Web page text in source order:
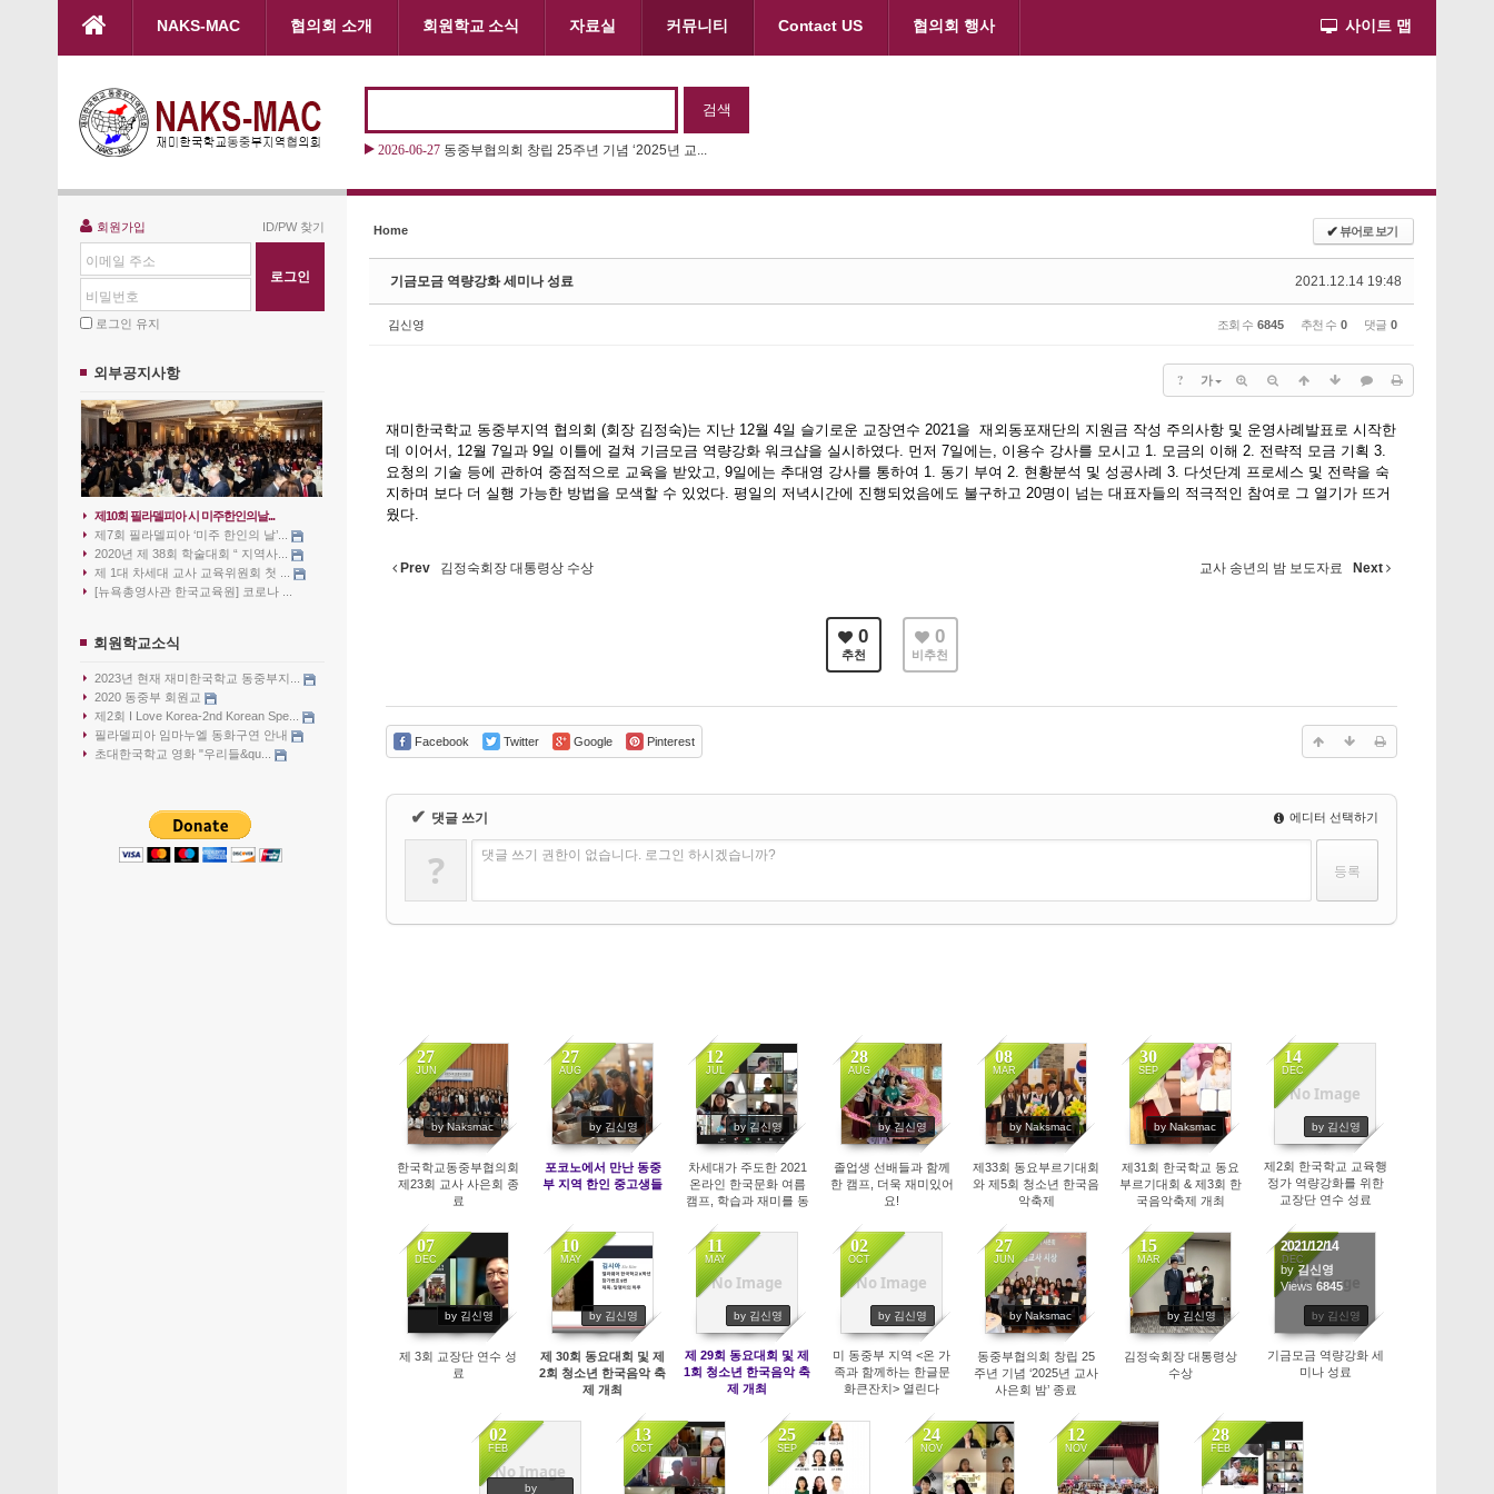
본문으로 바로가기
NAKS-MAC 협의회 소개 회원학교 소식 자료실 커뮤니티 Contact US 협의회 행사 사이트 맵
2026-06-27 동중부협의회 창립 25주년 기념 ‘2025년 교...
회원가입 ID/PW 찾기
이메일 주소
비밀번호
로그인 유지
외부공지사항
제10회 필라델피아 시 미주한인의날...
제7회 필라델피아 ‘미주 한인의 날’...
2020년 제 38회 학술대회 “ 지역사...
제 1대 차세대 교사 교육위원회 첫 ...
[뉴욕총영사관 한국교육원] 코로나 ...
회원학교소식
2023년 현재 재미한국학교 동중부지...
2020 동중부 회원교
제2회 I Love Korea-2nd Korean Spe...
필라델피아 임마누엘 동화구연 안내
초대한국학교 영화 "우리들&qu...
Home ✔뷰어로 보기
2021.12.14 19:48
기금모금 역량강화 세미나 성료
김신영 조회 수 6845 추천 수 0 댓글 0
? 가
재미한국학교 동중부지역 협의회 (회장 김정숙)는 지난 12월 4일 슬기로운 교장연수 2021을 재외동포재단의 지원금 작성 주의사항 및 운영사례발표로 시작한
데 이어서, 12월 7일과 9일 이틀에 걸쳐 기금모금 역량강화 워크샵을 실시하였다. 먼저 7일에는, 이용수 강사를 모시고 1. 모금의 이해 2. 전략적 모금 기획 3.
요청의 기술 등에 관하여 중점적으로 교육을 받았고, 9일에는 추대영 강사를 통하여 1. 동기 부여 2. 현황분석 및 성공사례 3. 다섯단계 프로세스 및 전략을 숙
지하며 보다 더 실행 가능한 방법을 모색할 수 있었다. 평일의 저녁시간에 진행되었음에도 불구하고 20명이 넘는 대표자들의 적극적인 참여로 그 열기가 뜨거
웠다.
Prev 김정숙회장 대통령상 수상 교사 송년의 밤 보도자료 Next
0
추천
0
비추천
Facebook Twitter Google Pinterest
✔ 댓글 쓰기 에디터 선택하기
? 댓글 쓰기 권한이 없습니다. 로그인 하시겠습니까?
27
JUN
by Naksmac
264
한국학교동중부협의회
제23회 교사 사은회 종
료
27
AUG
by 김신영
8257
포코노에서 만난 동중
부 지역 한인 중고생들
12
JUL
by 김신영
7394
차세대가 주도한 2021
온라인 한국문화 여름
캠프, 학습과 재미를 동
28
AUG
by 김신영
6889
졸업생 선배들과 함께
한 캠프, 더욱 재미있어
요!
08
MAR
by Naksmac
9774
제33회 동요부르기대회
와 제5회 청소년 한국음
악축제
30
SEP
by Naksmac
8465
제31회 한국학교 동요
부르기대회 & 제3회 한
국음악축제 개최
No Image
14
DEC
by 김신영
2255
제2회 한국학교 교육행
정가 역량강화를 위한
교장단 연수 성료
07
DEC
by 김신영
6712
제 3회 교장단 연수 성
료
10
MAY
by 김신영
7221
제 30회 동요대회 및 제
2회 청소년 한국음악 축
제 개최
No Image
11
MAY
by 김신영
2094
제 29회 동요대회 및 제
1회 청소년 한국음악 축
제 개최
No Image
02
OCT
by 김신영
2362
미 동중부 지역 <온 가
족과 함께하는 한글문
화큰잔치> 열린다
27
JUN
by Naksmac
248
동중부협의회 창립 25
주년 기념 ‘2025년 교사
사은회 밤’ 종료
15
MAR
by 김신영
7706
김정숙회장 대통령상
수상
No Image
14
DEC
by 김신영
2021/12/14
by 김신영
Views6845
기금모금 역량강화 세
미나 성료
No Image
02
FEB
by
3308
13
OCT
2343
25
SEP
2431
24
NOV
2608
12
NOV
7886
28
FEB
7213
Sketchbook5, 스케치북5
Sketchbook5, 스케치북5
Sketchbook5, 스케치북5
Sketchbook5, 스케치북5